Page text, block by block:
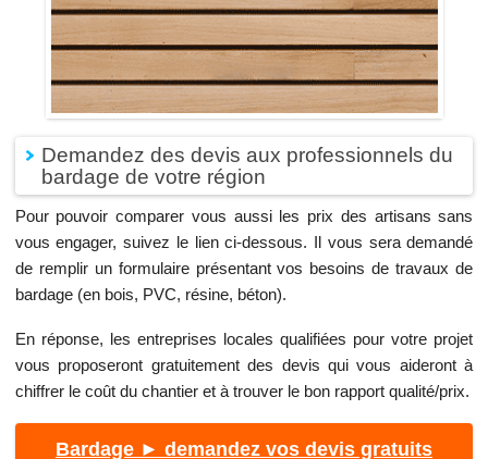
Demandez des devis aux professionnels du
bardage de votre région
Pour pouvoir comparer vous aussi les prix des artisans sans
vous engager, suivez le lien ci-dessous. Il vous sera demandé
de remplir un formulaire présentant vos besoins de travaux de
bardage (en bois, PVC, résine, béton).
En réponse, les entreprises locales qualifiées pour votre projet
vous proposeront gratuitement des devis qui vous aideront à
chiffrer le coût du chantier et à trouver le bon rapport qualité/prix.
Bardage ► demandez vos devis gratuits